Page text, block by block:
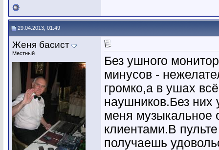
29.04.2013, 01:49
Женя басист
Местный
Без ушного
минусов -
громко,а в ушах
наушников.Без
меня музыкальное
клиентами.В
получаешь